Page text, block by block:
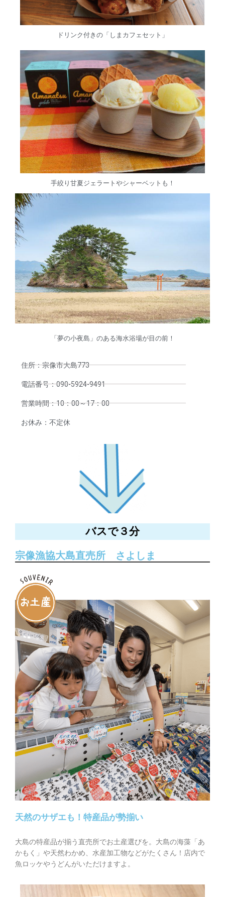
ドリンク付きの「しまカフェセット」
手絞り甘夏ジェラートやシャーベットも！
「夢の小夜島」のある海水浴場が目の前！
住所：宗像市大島773
電話番号：090-5924-9491
営業時間：10：00～17：00
お休み：不定休
バスで３分
宗像漁協大島直売所 さよしま
天然のサザエも！特産品が勢揃い
大島の特産品が揃う直売所でお土産選びを。大島の海藻「あ
かもく」や天然わかめ、水産加工物などがたくさん！店内で
魚ロッケやうどんがいただけますよ。